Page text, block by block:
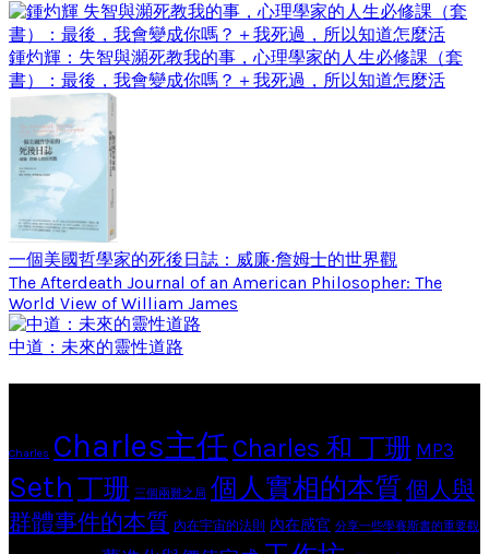
鍾灼輝：失智與瀕死教我的事，心理學家的人生必修課（套
書）：最後，我會變成你嗎？＋我死過，所以知道怎麼活
一個美國哲學家的死後日誌：威廉‧詹姆士的世界觀
The Afterdeath Journal of an American Philosopher: The
World View of William James
中道：未來的靈性道路
Charles Charles主任 Charles 和 丁珊 MP3
Seth 丁珊 三個兩難之局 個人實相的本質 個人與
群體事件的本質 內在宇宙的法則 內在感官 分享一些學賽斯書的重要觀